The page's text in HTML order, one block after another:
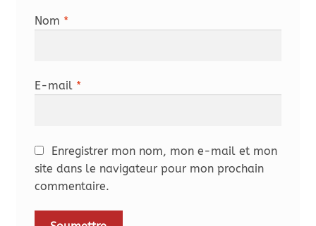
Nom *
E-mail *
Enregistrer mon nom, mon e-mail et mon
site dans le navigateur pour mon prochain
commentaire.